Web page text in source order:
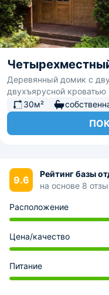
Деревянный домик с
двухъярусной кроватью
30м²
9.6
Рейтинг базы
на основе 8
Расположение
Цена/качество
Питание